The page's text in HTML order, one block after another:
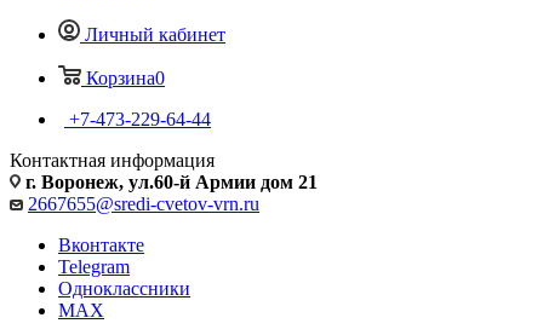
Личный кабинет
Корзина0
+7-473-229-64-44
Контактная информация
г. Воронеж, ул.60-й Армии дом 21
2667655@sredi-cvetov-vrn.ru
Вконтакте
Telegram
Одноклассники
MAX